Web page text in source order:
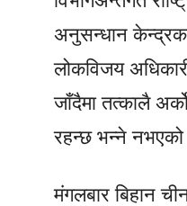
अनुसन्धान
लोकविजय
जाँदैमा तत्कालै
रहन्छ भन्ने नभएको
मंगलबार बिहान